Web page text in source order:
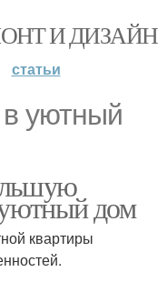
И ДИЗАЙН
статьи
уютный
дом
квартиры